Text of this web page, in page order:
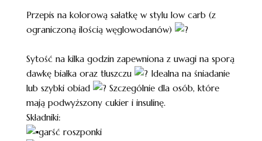
Przepis na kolorową sałatkę w stylu low carb (z
ograniczoną ilością węglowodanów)
Sytość na kilka godzin zapewniona z uwagi na sporą
dawkę białka oraz tłuszczu
Idealna na śniadanie
lub szybki obiad
Szczególnie dla osób, które
mają podwyższony cukier i insulinę.
Składniki:
garść roszponki